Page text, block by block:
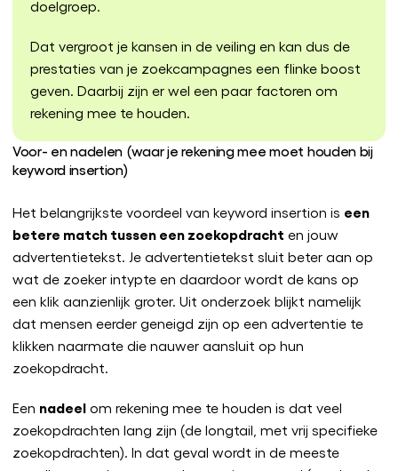
doelgroep.
Dat vergroot je kansen in de veiling en kan dus de
prestaties van je zoekcampagnes een flinke boost
geven. Daarbij zijn er wel een paar factoren om
rekening mee te houden.
Voor- en nadelen (waar je rekening mee moet houden bij
keyword insertion)
Het belangrijkste voordeel van keyword insertion is een
betere match tussen een zoekopdracht en jouw
advertentietekst. Je advertentietekst sluit beter aan op
wat de zoeker intypte en daardoor wordt de kans op
een klik aanzienlijk groter. Uit onderzoek blijkt namelijk
dat mensen eerder geneigd zijn op een advertentie te
klikken naarmate die nauwer aansluit op hun
zoekopdracht.
Een nadeel om rekening mee te houden is dat veel
zoekopdrachten lang zijn (de longtail, met vrij specifieke
zoekopdrachten). In dat geval wordt in de meeste